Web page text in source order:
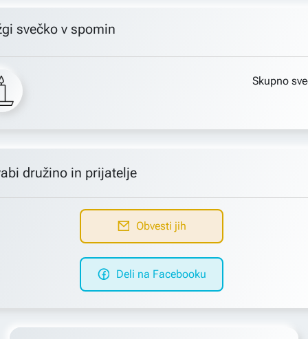
svečko v spomin
Skupno
družino in prijatelje
Obvesti jih
Deli na Facebooku